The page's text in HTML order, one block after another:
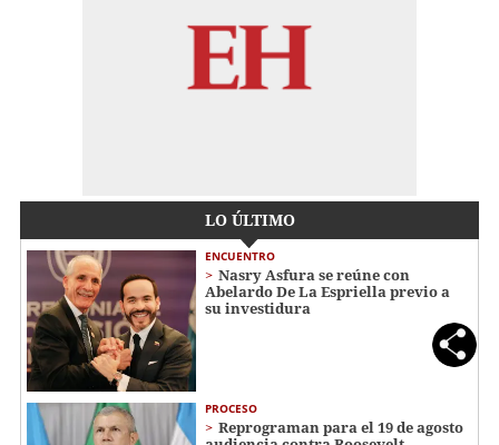
LO ÚLTIMO
ENCUENTRO
Nasry Asfura se reúne con
Abelardo De La Espriella previo a
su investidura
PROCESO
Reprograman para el 19 de agosto